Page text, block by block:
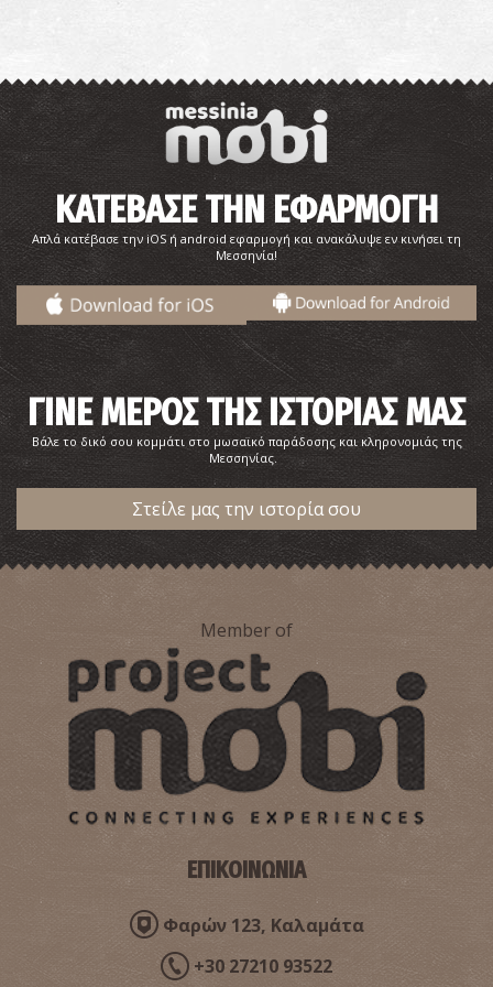
ΠΑΡΑΛΙΕΣ ~9.8Km
Παραλία Καλαμάκι
ΠΑΡΑΛΙΕΣ ~9.9Km
ΚΑΤΕΒΑΣΕ ΤΗΝ ΕΦΑΡΜΟΓΗ
Απλά κατέβασε την iOS ή android εφαρμογή και ανακάλυψε εν κινήσει τη
Μεσσηνία!
ΓΙΝΕ ΜΕΡΟΣ ΤΗΣ ΙΣΤΟΡΙΑΣ ΜΑΣ
Βάλε το δικό σου κομμάτι στο μωσαϊκό παράδοσης και κληρονομιάς της
Μεσσηνίας.
Στείλε μας την ιστορία σου
Member of
ΕΠΙΚΟΙΝΩΝΙΑ
Φαρών 123, Καλαμάτα
+30 27210 93522